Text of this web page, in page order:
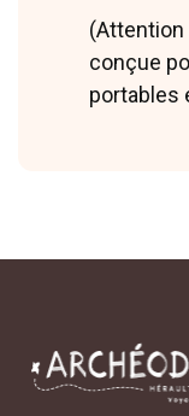
conçue
portables